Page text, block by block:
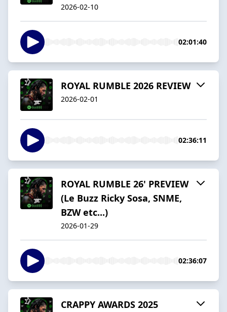
2026-02-10
02:01:40
ROYAL RUMBLE 2026 REVIEW
2026-02-01
02:36:11
ROYAL RUMBLE 26' PREVIEW
(Le Buzz Ricky Sosa, SNME,
BZW etc...)
2026-01-29
02:36:07
CRAPPY AWARDS 2025